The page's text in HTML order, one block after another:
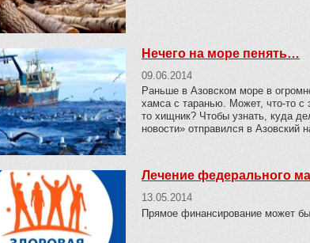
Нечего на море пенять…
09.06.2014
Раньше в Азовском море в
хамса с таранью. Может, что-то с
то хищник? Чтобы узнать, куда
новости» отправился в Азовский
Лечение федерального
13.05.2014
Прямое финансирование может